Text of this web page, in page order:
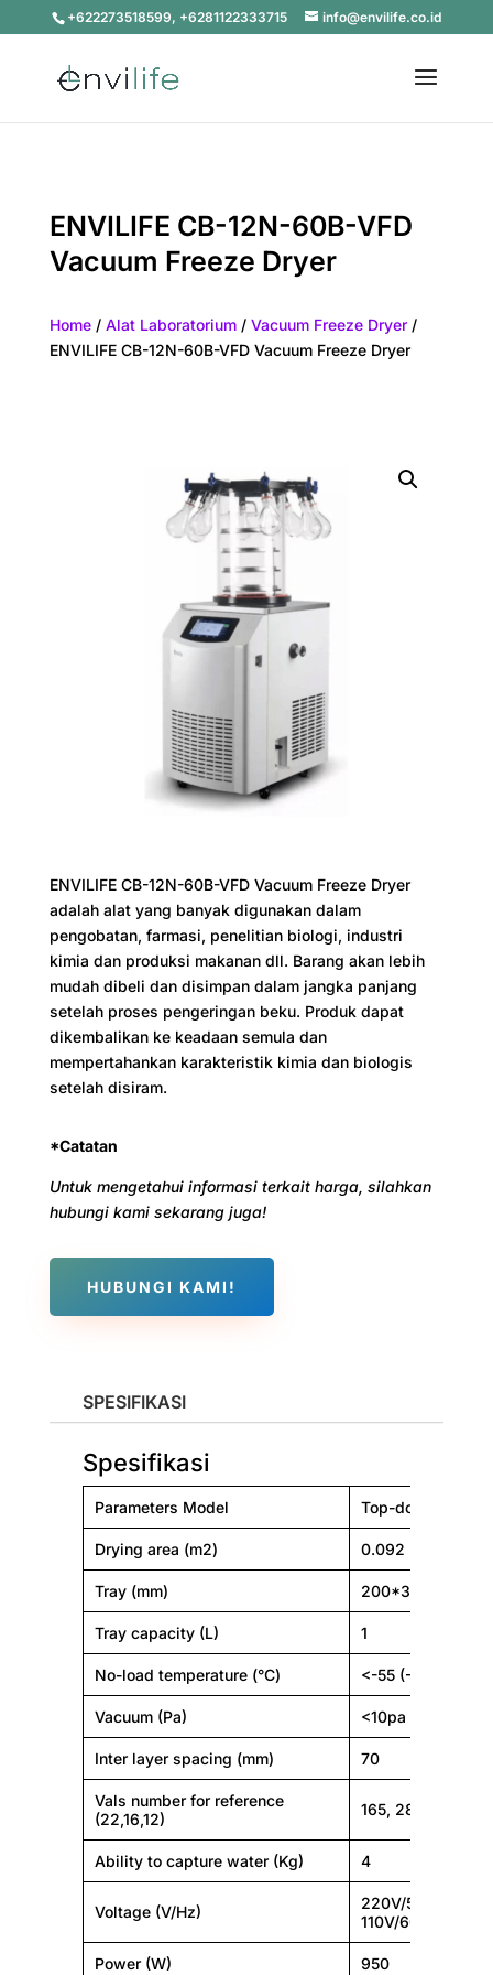
+622273518599, +6281122333715 info@envilife.co.id
ENVILIFE CB-12N-60B-VFD
Vacuum Freeze Dryer
Home/ Alat Laboratorium/ Vacuum Freeze Dryer/
ENVILIFE CB-12N-60B-VFD Vacuum Freeze Dryer
ENVILIFE CB-12N-60B-VFD Vacuum Freeze Dryer
adalah alat yang banyak digunakan dalam
pengobatan, farmasi, penelitian biologi, industri
kimia dan produksi makanan dll. Barang akan lebih
mudah dibeli dan disimpan dalam jangka panjang
setelah proses pengeringan beku. Produk dapat
dikembalikan ke keadaan semula dan
mempertahankan karakteristik kimia dan biologis
setelah disiram.
*Catatan
Untuk mengetahui informasi terkait harga, silahkan
hubungi kami sekarang juga!
HUBUNGI KAMI!
SPESIFIKASI
Spesifikasi
Parameters Model Top-down
Drying area (m2) 0.092
Tray (mm) 200*3
Tray capacity (L) 1
No-load temperature (°C) <-55 (-80
Vacuum (Pa) <10pa
Inter layer spacing (mm) 70
Vals number for reference
(22,16,12)
165, 285, 560
Ability to capture water (Kg) 4
Voltage (V/Hz)
220V/50Hz or
110V/60HZ
Power (W) 950